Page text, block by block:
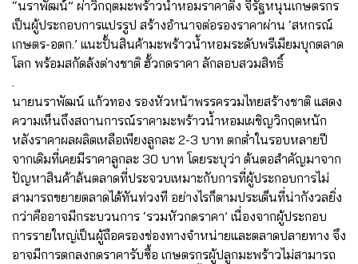
“นราพัฒน์” ผ่าวิกฤตมะพร้าวน้ำหอมราคาดิ่ง จี้รัฐหนุนเกษตรกร
เป็นผู้ประกอบการแปรรูป สร้างอำนาจต่อรองราคาผ่าน ‘สหกรณ์
เกษตร-อตก.’ แนะปั้นสินค้ามะพร้าวน้ำหอมระดับพรีเมียมบุกตลาด
โลก พร้อมสกัดล้งต่างชาติ ฮั้วกดราคา ลักลอบสวมสิทธิ์
.
นายนราพัฒน์ แก้วทอง รองหัวหน้าพรรครวมไทยสร้างชาติ แสดง
ความเห็นถึงสถานการณ์ราคามะพร้าวน้ำหอมเผชิญวิกฤตหนัก
หลังราคาผลผลิตเหลือเพียงลูกละ 2-3 บาท ตกต่ำในรอบหลายปี
จากเดิมที่เคยมีราคาลูกละ 30 บาท โดยระบุว่า ต้นตอสำคัญมาจาก
ปัญหาสินค้าล้นตลาดที่ประจวบเหมาะกับการที่ผู้ประกอบการไม่
สามารถขยายตลาดได้ทันท่วงที อย่างไรก็ตามประเด็นที่น่ากังวลยิ่ง
กว่าคืออาจมีกระบวนการ ‘รวมหัวกดราคา’ เนื่องจากผู้ประกอบ
การรายใหญ่เป็นผู้ถือครองช่องทางจำหน่ายและตลาดปลายทาง จึง
อาจมีการตกลงกดราคารับซื้อ เกษตรกรผู้ปลูกมะพร้าวไม่สามารถ